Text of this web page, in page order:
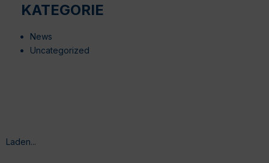
KATEGORIE
News
Uncategorized
Laden...